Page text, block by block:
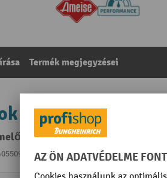
Termék megjegyzései
3000 kg teherbírás,
A kategóriából:Kézi emelokocsi